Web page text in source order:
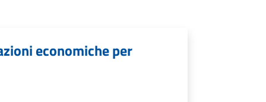
economiche per